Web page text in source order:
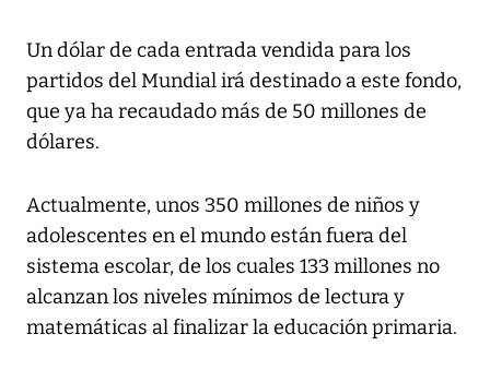
Un dólar de cada entrada vendida para los
partidos del Mundial irá destinado a este fondo,
que ya ha recaudado más de 50 millones de
dólares.
Actualmente, unos 350 millones de niños y
adolescentes en el mundo están fuera del
sistema escolar, de los cuales 133 millones no
alcanzan los niveles mínimos de lectura y
matemáticas al finalizar la educación primaria.